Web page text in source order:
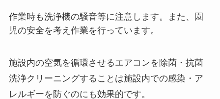
作業時も洗浄機の騒音等に注意します。また、園
児の安全を考え作業を行っています。
施設内の空気を循環させるエアコンを除菌・抗菌
洗浄クリーニングすることは施設内での感染・ア
レルギーを防ぐのにも効果的です。